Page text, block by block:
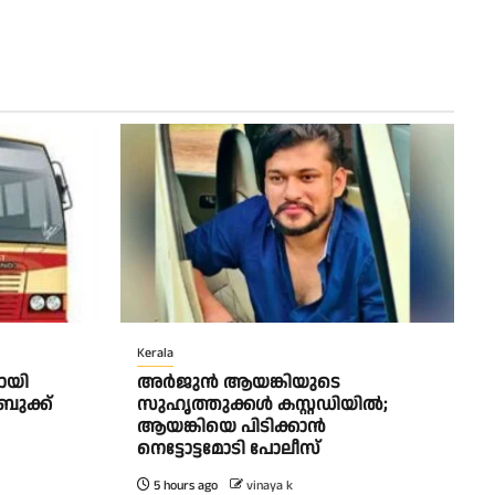
ബുക്ക്
Kerala
അർജുൻ ആയങ്കിയുടെ
സുഹൃത്തുക്കൾ കസ്റ്റഡിയിൽ;
ആയങ്കിയെ പിടിക്കാൻ
നെട്ടോട്ടമോടി പോലീസ്
5 hours ago vinaya k